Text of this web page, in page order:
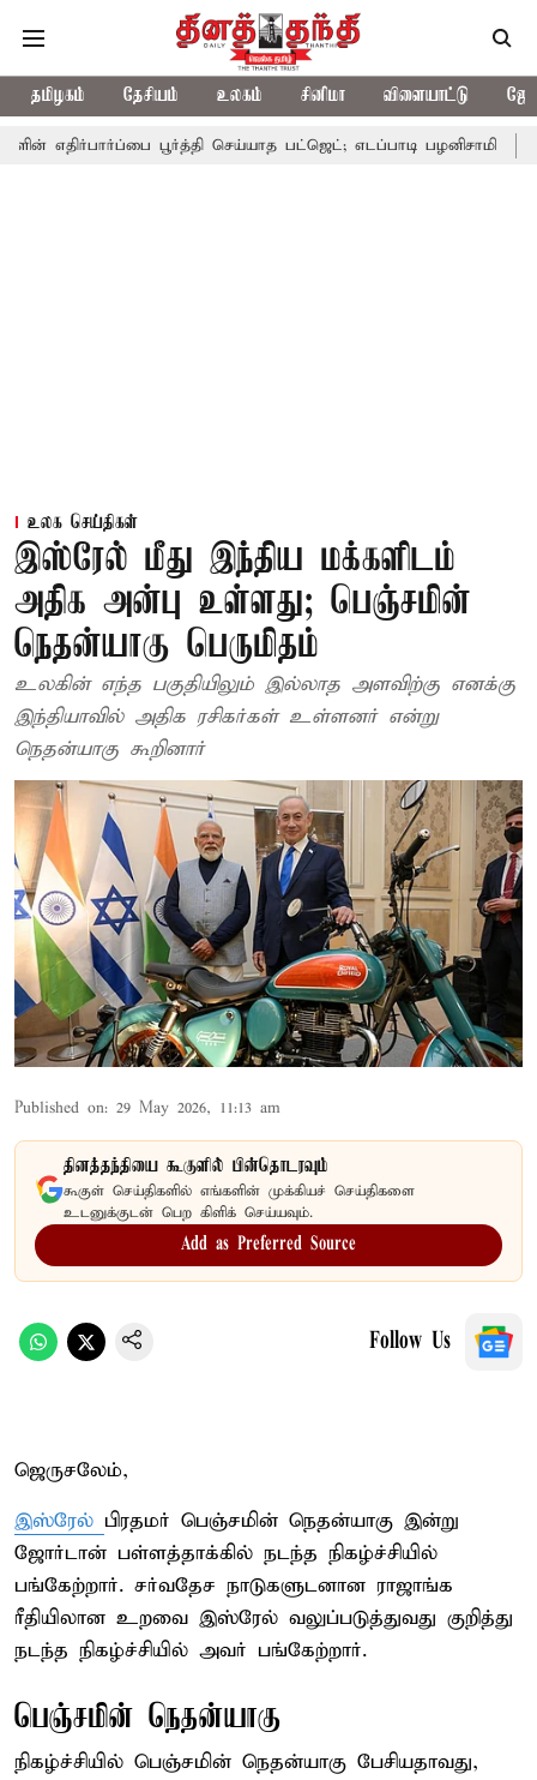
தமிழகம் தேசியம் உலகம் சினிமா விளையாட்டு
பூர்த்தி செய்யாத பட்ஜெட்; எடப்பாடி பழனிசாமி பட்ஜெட்டில்
உலக செய்திகள்
இஸ்ரேல் மீது இந்திய மக்களிடம்
அதிக அன்பு உள்ளது; பெஞ்சமின்
நெதன்யாகு பெருமிதம்
உலகின் எந்த பகுதியிலும் இல்லாத அளவிற்கு எனக்கு
இந்தியாவில் அதிக ரசிகர்கள் உள்ளனர் என்று
நெதன்யாகு கூறினார்
Published on: 29 May 2026, 11:13 am
தினத்தந்தியை கூகுளில் பின்தொடரவும்
கூகுள் செய்திகளில் எங்களின் முக்கியச் செய்திகளை
உடனுக்குடன் பெற கிளிக் செய்யவும்.
Add as Preferred Source
Follow Us
ஜெருசலேம்,
இஸ்ரேல் பிரதமர் பெஞ்சமின் நெதன்யாகு இன்று
ஜோர்டான் பள்ளத்தாக்கில் நடந்த நிகழ்ச்சியில்
பங்கேற்றார். சர்வதேச நாடுகளுடனான ராஜாங்க
ரீதியிலான உறவை இஸ்ரேல் வலுப்படுத்துவது குறித்து
நடந்த நிகழ்ச்சியில் அவர் பங்கேற்றார்.
பெஞ்சமின் நெதன்யாகு
நிகழ்ச்சியில் பெஞ்சமின் நெதன்யாகு பேசியதாவது,